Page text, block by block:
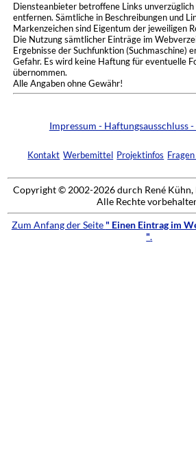
Diensteanbieter betroffene Links unverzüglich
entfernen. Sämtliche in Beschreibungen und
Markenzeichen sind Eigentum der jeweiligen
Die Nutzung sämtlicher Einträge im
Ergebnisse der Suchfunktion (Suchmaschine)
Gefahr. Es wird keine Haftung für eventuelle
übernommen.
Alle Angaben ohne Gewähr!
Impressum - Haftungsausschluss
Kontakt Werbemittel Projektinfos
Copyright © 2002-2026 durch René Kühn,
Alle Rechte
Zum Anfang der Seite " Einen Eintrag im
".